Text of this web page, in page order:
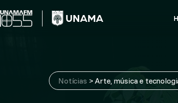
to
content
Notícias >Arte, música e